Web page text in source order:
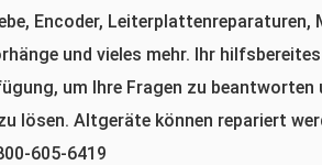
Encoder, Leiterplattenreparaturen,
und vieles mehr. Ihr
um Ihre Fragen zu beantworten
lösen. Altgeräte können repariert
605-6419